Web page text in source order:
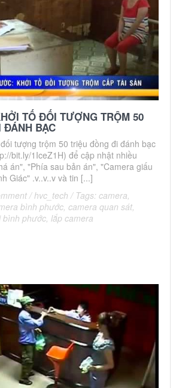
TỐ ĐỐI TƯỢNG TRỘM 50
BẠC
tượng trộm 50 triệu đồng đi đánh bạc
bit.ly/1IceZ1H) để cập nhật nhiều
án", "Phía sau bản án", "Camera giấu
Giác" .v..v..v và tin [...]
/ hvc_tech / Tags: camera
bình phước camera quan sát
bình phước lắp camera